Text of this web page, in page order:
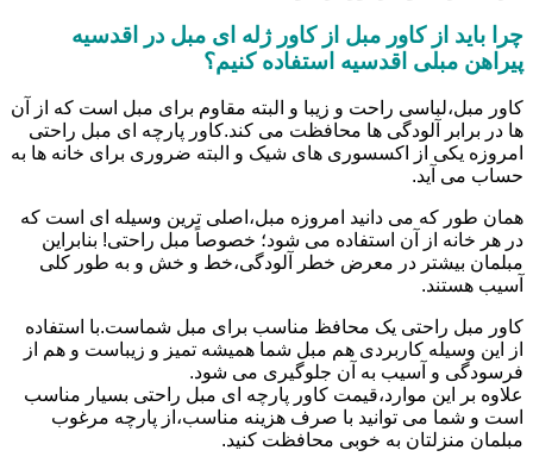
چرا باید از کاور مبل از کاور ژله ای مبل در اقدسیه
پیراهن مبلی اقدسیه استفاده کنیم؟
کاور مبل،لباسی راحت و زیبا و البته مقاوم برای مبل است که از آن
ها در برابر آلودگی ها محافظت می کند.کاور پارچه ای مبل راحتی
امروزه یکی از اکسسوری های شیک و البته ضروری برای خانه ها به
حساب می آید.
همان طور که می دانید امروزه مبل،اصلی ترین وسیله ای است که
در هر خانه از آن استفاده می شود؛ خصوصاً مبل راحتی! بنابراین
مبلمان بیشتر در معرض خطر آلودگی،خط و خش و به طور کلی
آسیب هستند.
کاور مبل راحتی یک محافظ مناسب برای مبل شماست.با استفاده
از این وسیله کاربردی هم مبل شما همیشه تمیز و زیباست و هم از
فرسودگی و آسیب به آن جلوگیری می شود.
علاوه بر این موارد،قیمت کاور پارچه ای مبل راحتی بسیار مناسب
است و شما می توانید با صرف هزینه مناسب،از پارچه مرغوب
مبلمان منزلتان به خوبی محافظت کنید.